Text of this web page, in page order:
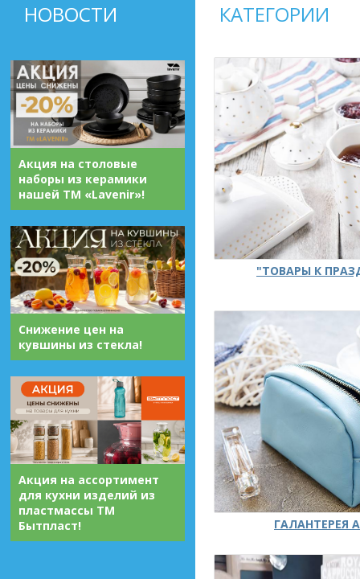
НОВОСТИ
Акция на столовые
наборы из керамики
нашей ТМ «Lavenir»!
Снижение цен на
кувшины из стекла!
Акция на ассортимент
для кухни изделий из
пластмассы ТМ
Бытпласт!
КАТЕГОРИИ
"ТОВАРЫ К
ГАЛАНТЕРЕЯ